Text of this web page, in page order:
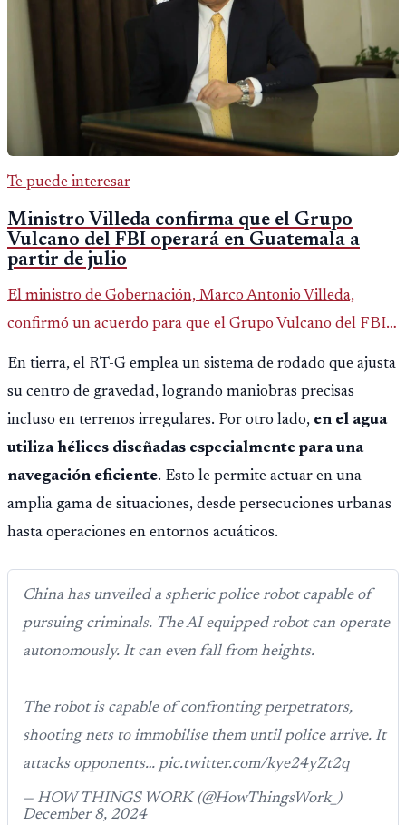
Te puede interesar
Ministro Villeda confirma que el Grupo
Vulcano del FBI operará en Guatemala a
partir de julio
El ministro de Gobernación, Marco Antonio Villeda,
confirmó un acuerdo para que el Grupo Vulcano del FBI
opere en Guatemala a partir de julio, tras un intento
fallido con la administración anterior del Ministerio
Público.
En tierra, el RT-G emplea un sistema de rodado que ajusta
su centro de gravedad, logrando maniobras precisas
incluso en terrenos irregulares. Por otro lado, en el agua
utiliza hélices diseñadas especialmente para una
navegación eficiente. Esto le permite actuar en una
amplia gama de situaciones, desde persecuciones urbanas
hasta operaciones en entornos acuáticos.
China has unveiled a spheric police robot capable of
pursuing criminals. The AI equipped robot can operate
autonomously. It can even fall from heights.
The robot is capable of confronting perpetrators,
shooting nets to immobilise them until police arrive. It
attacks opponents… pic.twitter.com/kye24yZt2q
— HOW THINGS WORK (@HowThingsWork_)
December 8, 2024